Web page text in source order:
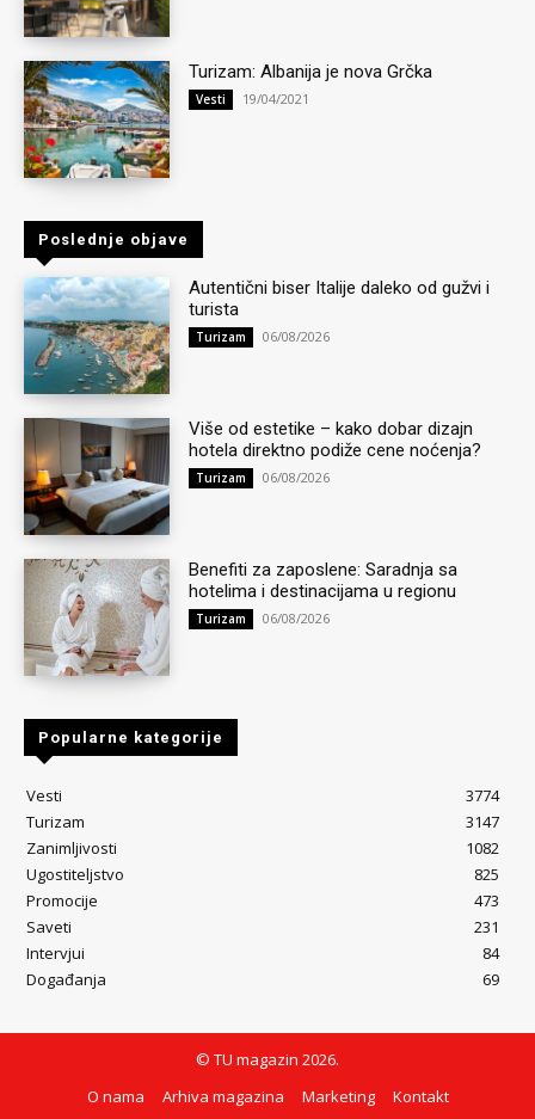
Turizam: Albanija je nova Grčka
Vesti 19/04/2021
Poslednje objave
Autentični biser Italije daleko od gužvi i
turista
Turizam 06/08/2026
Više od estetike – kako dobar dizajn
hotela direktno podiže cene noćenja?
Turizam 06/08/2026
Benefiti za zaposlene: Saradnja sa
hotelima i destinacijama u regionu
Turizam 06/08/2026
Popularne kategorije
Vesti
3774
Turizam
3147
Zanimljivosti
1082
Ugostiteljstvo
825
Promocije
473
Saveti
231
Intervjui
84
Događanja
69
© TU magazin 2026.
O nama
Arhiva magazina Marketing Kontakt